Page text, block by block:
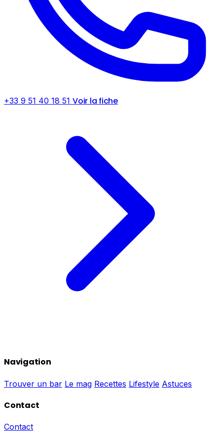
+33 9 51 40 18 51 Voir la fiche
Navigation
Trouver un bar Le mag Recettes Lifestyle Astuces
Contact
Contact